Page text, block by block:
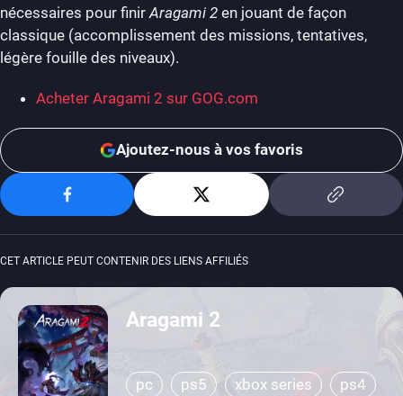
nécessaires pour finir Aragami 2 en jouant de façon
classique (accomplissement des missions, tentatives,
légère fouille des niveaux).
Acheter Aragami 2 sur GOG.com
Ajoutez-nous à vos favoris
CET ARTICLE PEUT CONTENIR DES LIENS AFFILIÉS
Aragami 2
pc ps5 xbox series ps4